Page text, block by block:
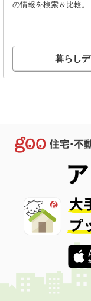
の情報を検索＆比較。
暮らし